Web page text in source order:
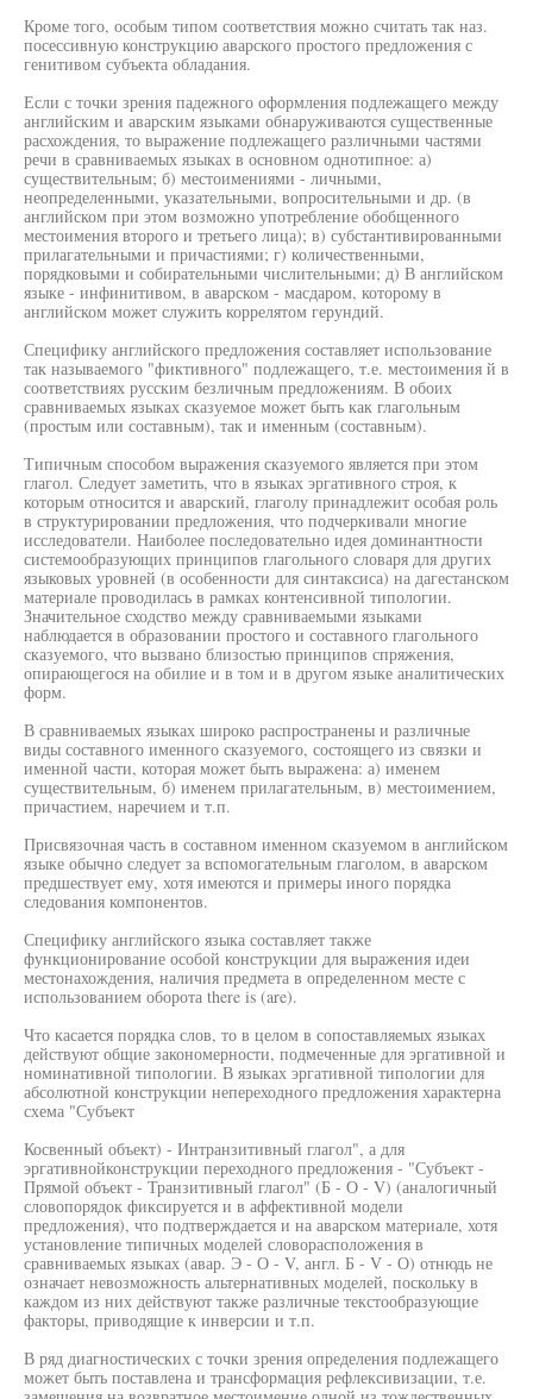
Кроме того, особым типом соответствия можно считать так наз.
посессивную конструкцию аварского простого предложения с
генитивом субъекта обладания.
Если с точки зрения падежного оформления подлежащего между
английским и аварским языками обнаруживаются существенные
расхождения, то выражение подлежащего различными частями
речи в сравниваемых языках в основном однотипное: а)
существительным; б) местоимениями - личными,
неопределенными, указательными, вопросительными и др. (в
английском при этом возможно употребление обобщенного
местоимения второго и третьего лица); в) субстантивированными
прилагательными и причастиями; г) количественными,
порядковыми и собирательными числительными; д) В английском
языке - инфинитивом, в аварском - масдаром, которому в
английском может служить коррелятом герундий.
Специфику английского предложения составляет использование
так называемого "фиктивного" подлежащего, т.е. местоимения й в
соответствиях русским безличным предложениям. В обоих
сравниваемых языках сказуемое может быть как глагольным
(простым или составным), так и именным (составным).
Типичным способом выражения сказуемого является при этом
глагол. Следует заметить, что в языках эргативного строя, к
которым относится и аварский, глаголу принадлежит особая роль
в структурировании предложения, что подчеркивали многие
исследователи. Наиболее последовательно идея доминантности
системообразующих принципов глагольного словаря для других
языковых уровней (в особенности для синтаксиса) на дагестанском
материале проводилась в рамках контенсивной типологии.
Значительное сходство между сравниваемыми языками
наблюдается в образовании простого и составного глагольного
сказуемого, что вызвано близостью принципов спряжения,
опирающегося на обилие и в том и в другом языке аналитических
форм.
В сравниваемых языках широко распространены и различные
виды составного именного сказуемого, состоящего из связки и
именной части, которая может быть выражена: а) именем
существительным, б) именем прилагательным, в) местоимением,
причастием, наречием и т.п.
Присвязочная часть в составном именном сказуемом в английском
языке обычно следует за вспомогательным глаголом, в аварском
предшествует ему, хотя имеются и примеры иного порядка
следования компонентов.
Специфику английского языка составляет также
функционирование особой конструкции для выражения идеи
местонахождения, наличия предмета в определенном месте с
использованием оборота there is (are).
Что касается порядка слов, то в целом в сопоставляемых языках
действуют общие закономерности, подмеченные для эргативной и
номинативной типологии. В языках эргативной типологии для
абсолютной конструкции непереходного предложения характерна
схема "Субъект
Косвенный объект) - Интранзитивный глагол", а для
эргативнойконструкции переходного предложения - "Субъект -
Прямой объект - Транзитивный глагол" (Б - О - V) (аналогичный
словопорядок фиксируется и в аффективной модели
предложения), что подтверждается и на аварском материале, хотя
установление типичных моделей словорасположения в
сравниваемых языках (авар. Э - О - V, англ. Б - V - О) отнюдь не
означает невозможность альтернативных моделей, поскольку в
каждом из них действуют также различные текстообразующие
факторы, приводящие к инверсии и т.п.
В ряд диагностических с точки зрения определения подлежащего
может быть поставлена и трансформация рефлексивизации, т.е.